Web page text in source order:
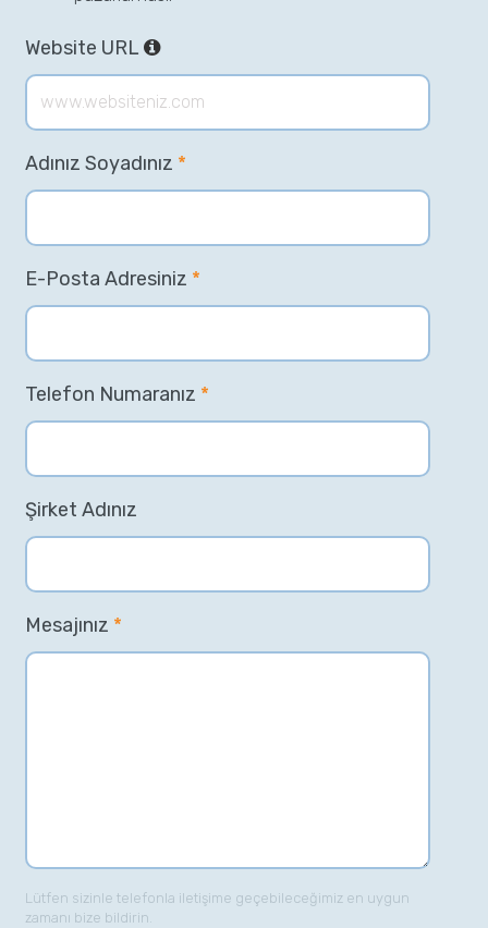
Website URL
Adınız Soyadınız *
E-Posta Adresiniz *
Telefon Numaranız *
Şirket Adınız
Mesajınız *
Lütfen sizinle telefonla iletişime geçebileceğimiz en uygun
zamanı bize bildirin.